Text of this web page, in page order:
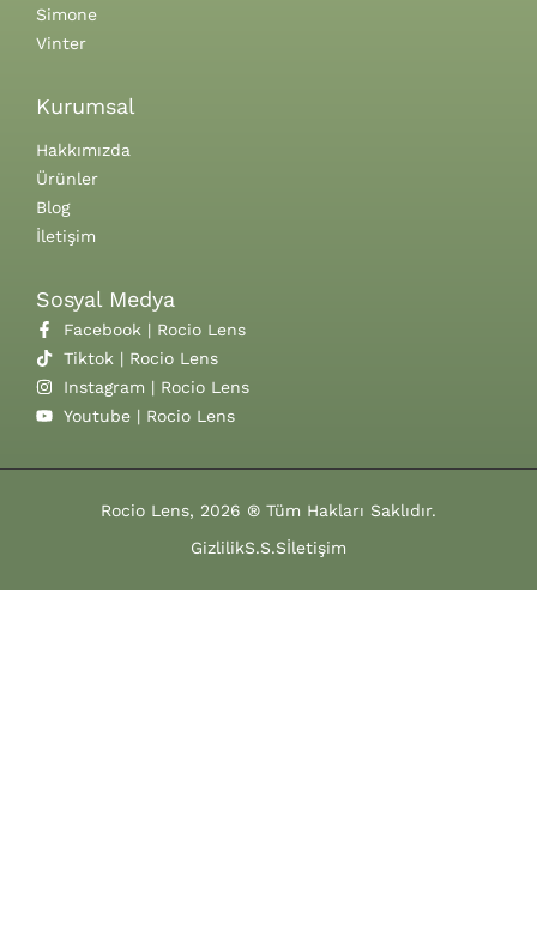
Simone
Vinter
Kurumsal
Hakkımızda
Ürünler
Blog
İletişim
Sosyal Medya
Facebook | Rocio Lens
Tiktok | Rocio Lens
Instagram | Rocio Lens
Youtube | Rocio Lens
Rocio Lens, 2026 ® Tüm Hakları Saklıdır.
GizlilikS.S.Sİletişim